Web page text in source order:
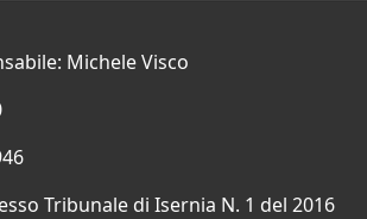
Michele Visco
Tribunale di Isernia N. 1 del 2016